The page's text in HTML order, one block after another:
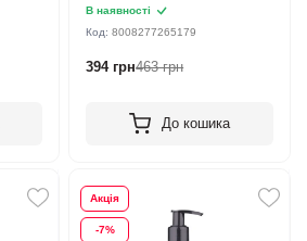
В наявності
Код:8008277265179
394 грн463 грн
До кошика
Акція
-7%